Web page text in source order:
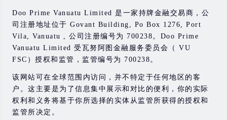
Doo Prime Vanuatu Limited 是一家持牌金融交易商，公
司注册地址位于 Govant Building, Po Box 1276, Port
Vila, Vanuatu , 公司注册编号为 700238。Doo Prime
Vanuatu Limited 受瓦努阿图金融服务委员会（ VU
FSC）授权和监管，监管编号为 700238。
该网站可在全球范围内访问，并不特定于任何地区的客
户。这主要是为了信息集中展示和对比的便利，你的实际
权利和义务将基于你所选择的实体从监管所获得的授权和
监管所决定。